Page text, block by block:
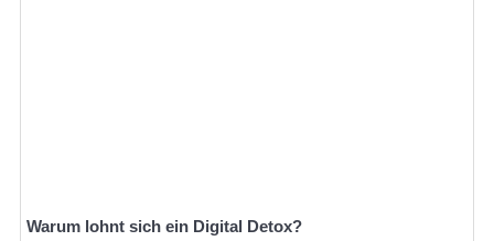
Warum lohnt sich ein Digital Detox?